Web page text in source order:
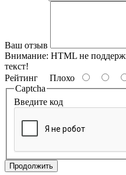
Ваш отзыв
Внимание: HTML не
текст!
Рейтинг Плохо
Captcha
Введите код
Продолжить